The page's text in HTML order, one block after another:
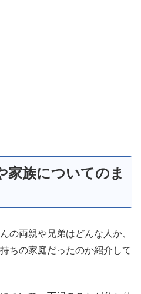
家族についてのま
の両親や兄弟はどんな人か、
ちの家庭だったのか紹介して